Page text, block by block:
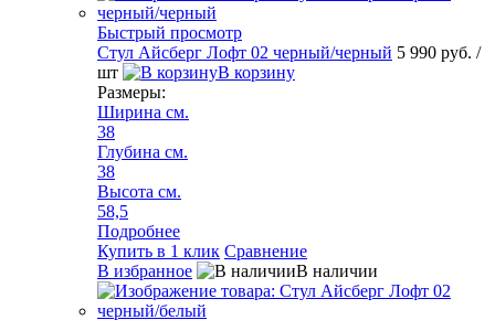
Быстрый просмотр
Стул Айсберг Лофт 02 черный/черный 5 990 руб. /
шт
В корзину
Размеры:
Ширина см.
38
Глубина см.
38
Высота см.
58,5
Подробнее
Купить в 1 клик Сравнение
В избранное
В наличии